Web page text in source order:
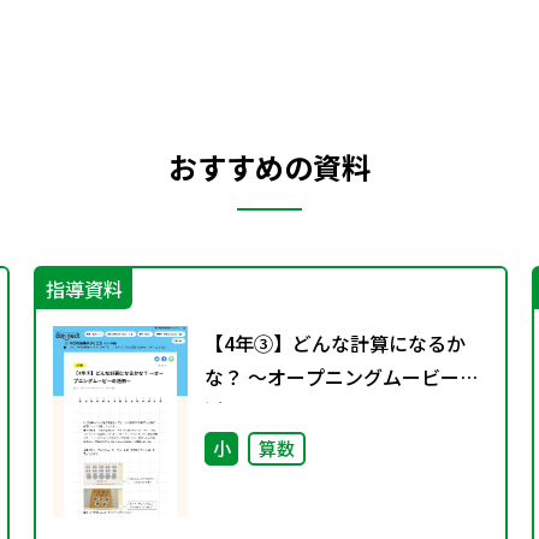
おすすめの資料
指導資料
【4年③】どんな計算になるか
な？ ～オープニングムービーの
活用～
小 算数